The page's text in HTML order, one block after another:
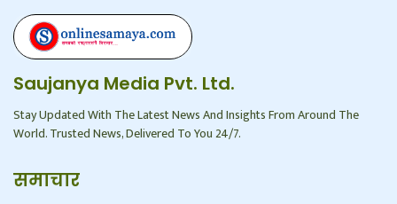
Saujanya Media Pvt. Ltd.
Stay Updated With The Latest News And Insights From Around The
World. Trusted News, Delivered To You 24/7.
समाचार